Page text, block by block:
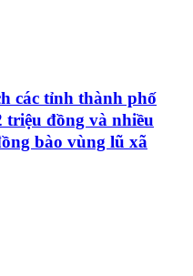
các tỉnh thành phố
triệu đồng và nhiều
bào vùng lũ xã